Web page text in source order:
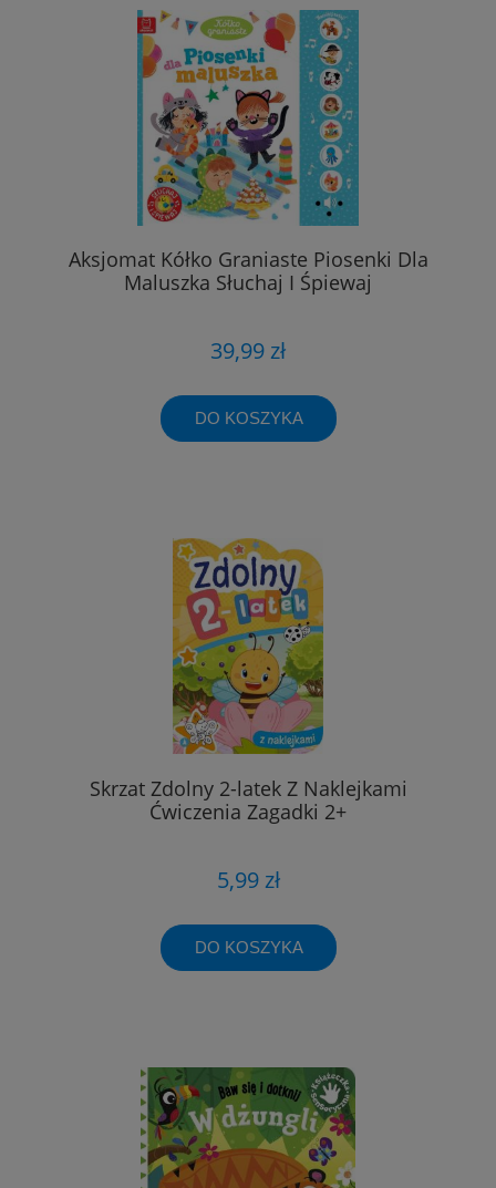
Aksjomat Kółko Graniaste Piosenki Dla
Maluszka Słuchaj I Śpiewaj
39,99 zł
DO KOSZYKA
Skrzat Zdolny 2-latek Z Naklejkami
Ćwiczenia Zagadki 2+
5,99 zł
DO KOSZYKA